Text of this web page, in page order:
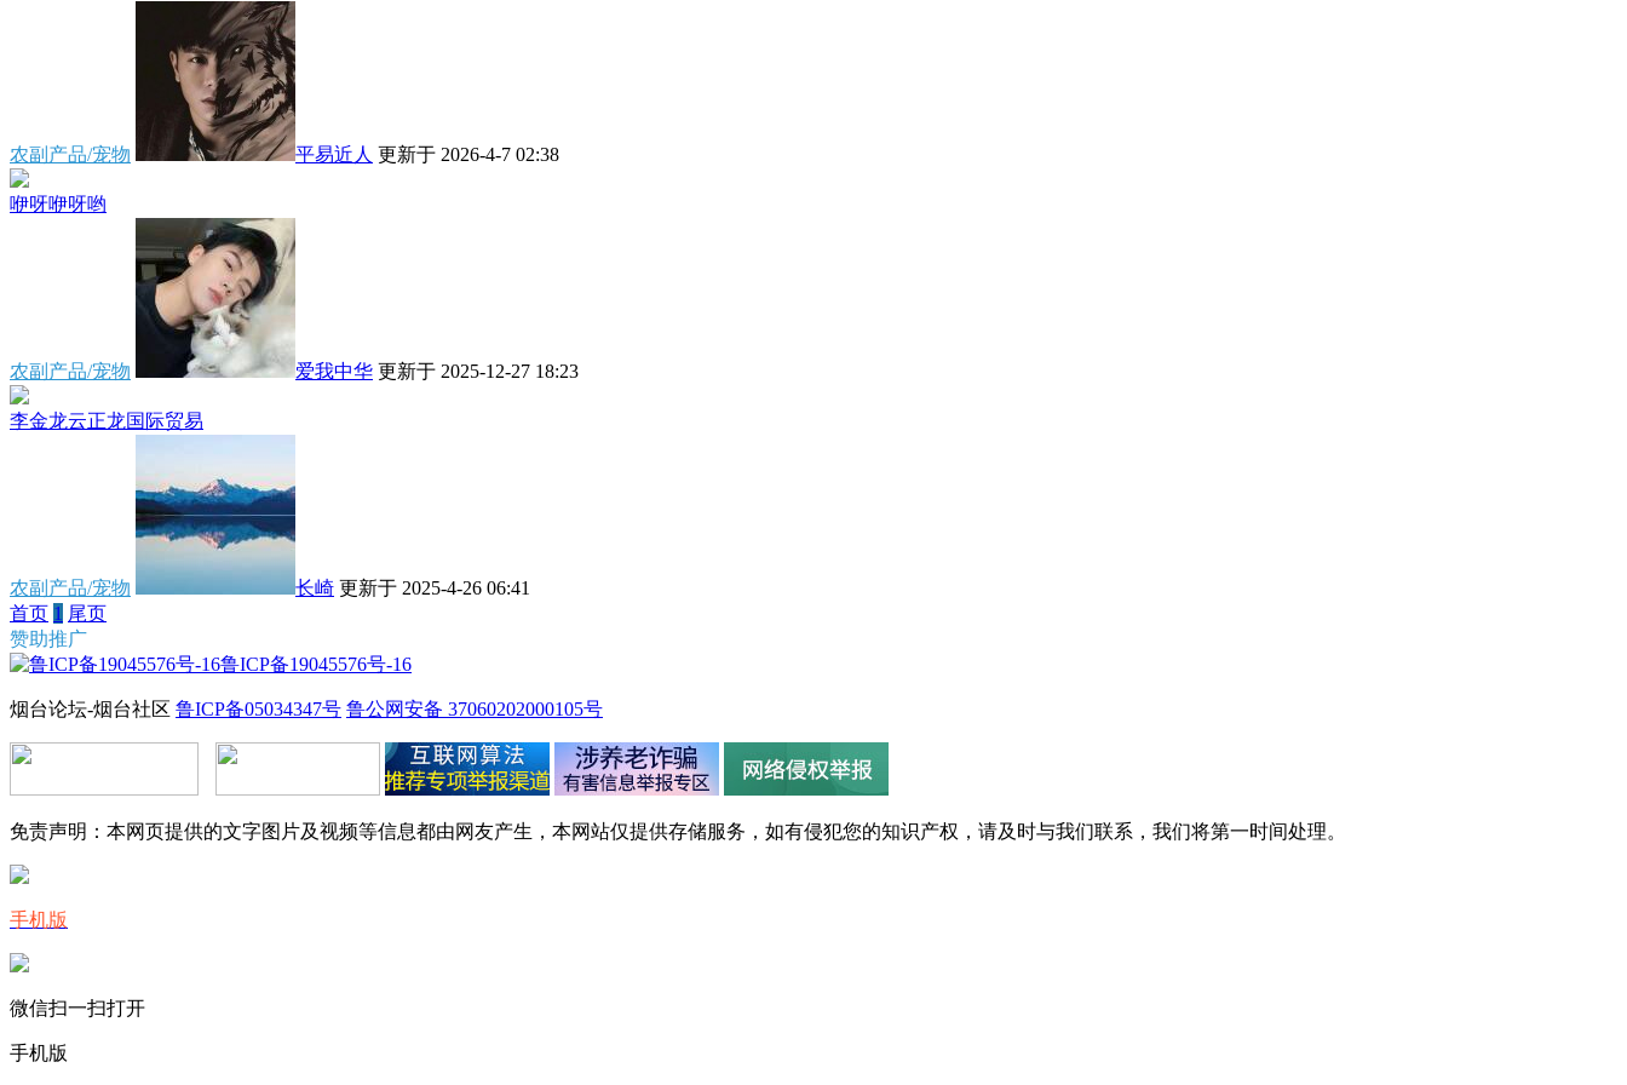
农副产品/宠物 平易近人 更新于 2026-4-7 02:38
咿呀咿呀哟
农副产品/宠物 爱我中华 更新于 2025-12-27 18:23
李金龙云正龙国际贸易
农副产品/宠物 长崎 更新于 2025-4-26 06:41
首页 1 尾页
赞助推广
鲁ICP备19045576号-16
烟台论坛-烟台社区 鲁ICP备05034347号 鲁公网安备 37060202000105号
免责声明：本网页提供的文字图片及视频等信息都由网友产生，本网站仅提供存储服务，如有侵犯您的知识产权，请及时与我们联系，我们将第一时间处理。
手机版
微信扫一扫打开
手机版